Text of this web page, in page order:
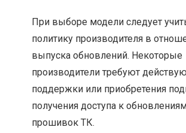
При выборе модели следует
политику производителя в
выпуска обновлений. Некоторые
производители требуют
поддержки или приобретения
получения доступа к
прошивок ТК.